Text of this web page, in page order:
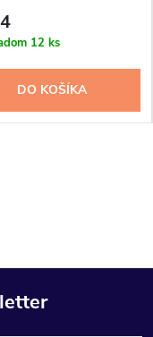
12 ks
DO KOŠÍKA